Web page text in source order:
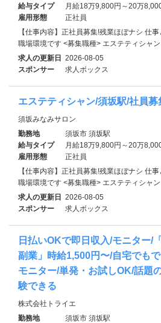
給与タイプ
月給18万9,800円～20万
雇用形態
正社員
【仕事内容】正社員募集!残業ほぼナシ 仕
職場環境です <募集職種> エステティシャン
求人の更新日 2026-08-05
スポンサー
求人ボックス
エステティシャン/須坂駅/社員
須坂みなみサロン
勤務地
須坂市 須坂駅
給与タイプ
月給18万9,800円～20万
雇用形態
正社員
【仕事内容】正社員募集!残業ほぼナシ 仕
職場環境です <募集職種> エステティシャン
求人の更新日 2026-08-05
スポンサー
求人ボックス
日払いOKで即日収入/モニター/
副業」時給1,500円〜/自宅でも
モニター/単発・お試しOK/話題
験できる
株式会社トライエ
勤務地
須坂市 須坂駅